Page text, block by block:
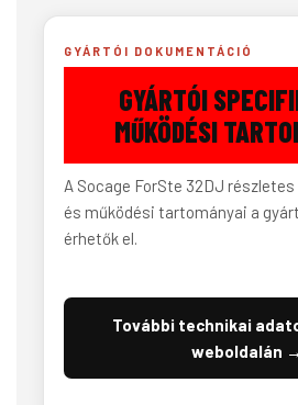
GYÁRTÓI DOKUMENTÁCIÓ
GYÁRTÓI
MŰKÖDÉSI
A Socage ForSte 32DJ
és működési tartományai a
érhetők el.
További technikai
weboldalán →